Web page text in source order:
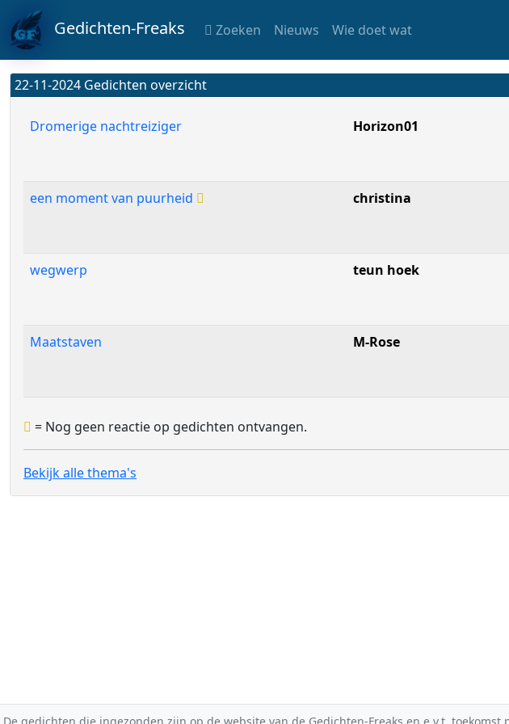
Gedichten-Freaks Zoeken Nieuws Wie doet wat
22-11-2024 Gedichten overzicht
Dromerige nachtreiziger Horizon01
een moment van puurheid
christina
wegwerp
teun hoek
Maatstaven
M-Rose
= Nog geen reactie op gedichten ontvangen.
Bekijk alle thema's